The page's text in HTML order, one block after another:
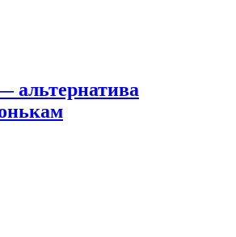
альтернатива